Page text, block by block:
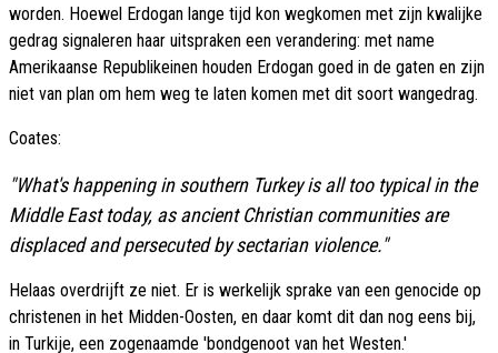
worden. Hoewel Erdogan lange tijd kon wegkomen met zijn kwalijke
gedrag signaleren haar uitspraken een verandering: met name
Amerikaanse Republikeinen houden Erdogan goed in de gaten en zijn
niet van plan om hem weg te laten komen met dit soort wangedrag.
Coates:
"What's happening in southern Turkey is all too typical in the
Middle East today, as ancient Christian communities are
displaced and persecuted by sectarian violence."
Helaas overdrijft ze niet. Er is werkelijk sprake van een genocide op
christenen in het Midden-Oosten, en daar komt dit dan nog eens bij,
in Turkije, een zogenaamde 'bondgenoot van het Westen.'